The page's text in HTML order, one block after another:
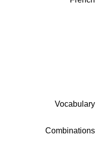
Vocabulary
Combinations